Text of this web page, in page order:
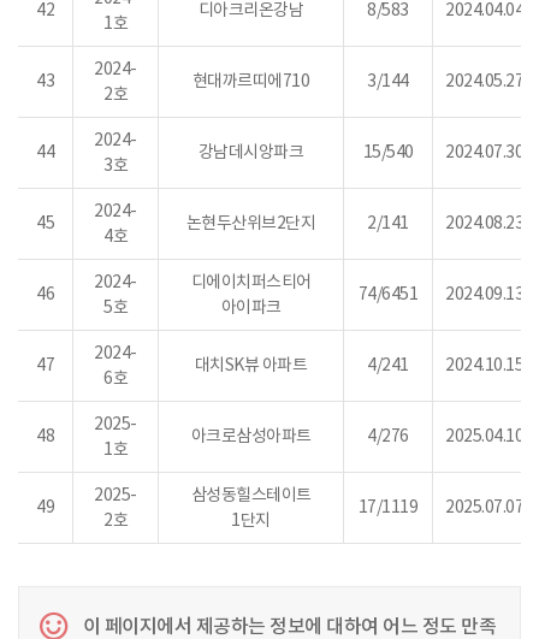
42
1호
디아크리온강남 8/583 2024.04.04.
43
2024-
2호
현대까르띠에710 3/144 2024.05.27.
44
2024-
3호
강남데시앙파크 15/540 2024.07.30.
45
2024-
4호
논현두산위브2단지 2/141 2024.08.23.
46
2024-
5호
디에이치퍼스티어
아이파크
74/6451 2024.09.13.
47
2024-
6호
대치SK뷰 아파트 4/241 2024.10.15.
48
2025-
1호
아크로삼성아파트 4/276 2025.04.10.
49
2025-
2호
삼성동힐스테이트
1단지
17/1119 2025.07.07.
이 페이지에서 제공하는 정보에 대하여 어느 정도 만족